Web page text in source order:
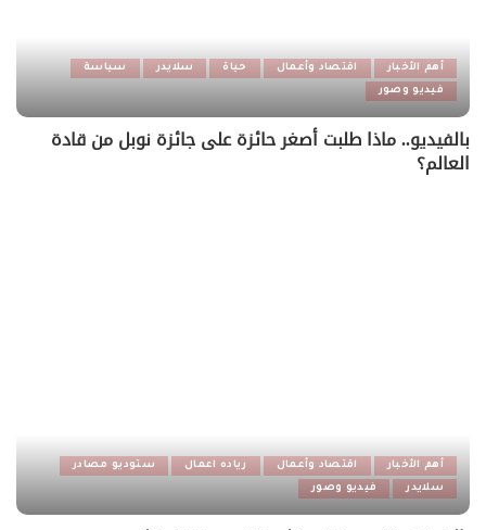
أهم الأخبار اقتصاد وأعمال حياة سلايدر
سياسة
فيديو وصور
بالفيديو.. ماذا طلبت أصغر حائزة على جائزة نوبل من قادة
العالم؟
أهم الأخبار اقتصاد وأعمال رياده اعمال
ستوديو مصادر
سلايدر
فيديو وصور